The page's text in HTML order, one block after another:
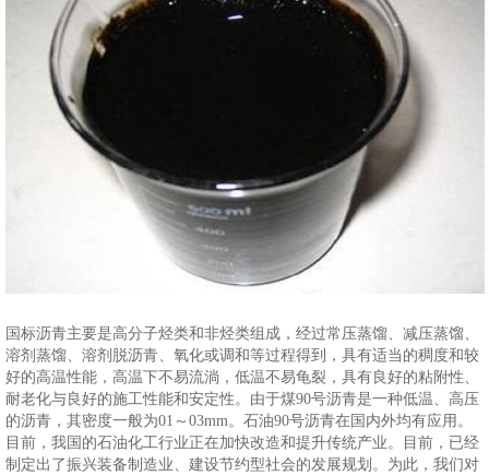
国标沥青主要是高分子烃类和非烃类组成，经过常压蒸馏、减压蒸馏、
溶剂蒸馏、溶剂脱沥青、氧化或调和等过程得到，具有适当的稠度和较
好的高温性能，高温下不易流淌，低温不易龟裂，具有良好的粘附性、
耐老化与良好的施工性能和安定性。由于煤90号沥青是一种低温、高压
的沥青，其密度一般为01～03mm。石油90号沥青在国内外均有应用。
目前，我国的石油化工行业正在加快改造和提升传统产业。目前，已经
制定出了振兴装备制造业、建设节约型社会的发展规划。为此，我们对